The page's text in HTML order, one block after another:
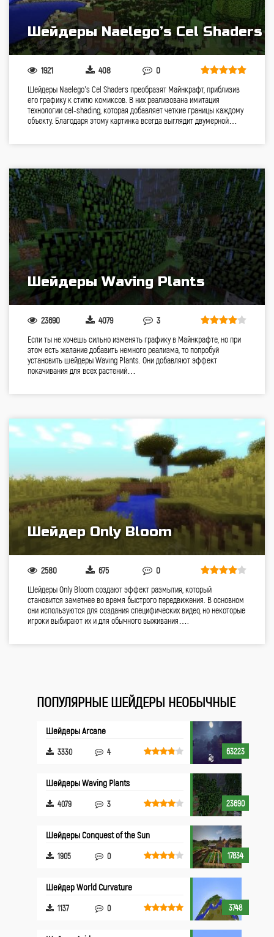
Шейдеры Naelego’s Cel Shaders
1921 408 0
Шейдеры Naelego’s Cel Shaders преобразят Майнкрафт, приблизив
его графику к стилю комиксов. В них реализована имитация
технологии cel-shading, которая добавляет четкие границы каждому
объекту. Благодаря этому картинка всегда выглядит двумерной…
Шейдеры Waving Plants
23690 4079 3
Если ты не хочешь сильно изменять графику в Майнкрафте, но при
этом есть желание добавить немного реализма, то попробуй
установить шейдеры Waving Plants. Они добавляют эффект
покачивания для всех растений…
Шейдер Only Bloom
2580 675 0
Шейдеры Only Bloom создают эффект размытия, который
становится заметнее во время быстрого передвижения. В основном
они используются для создания специфических видео, но некоторые
игроки выбирают их и для обычного выживания….
ПОПУЛЯРНЫЕ ШЕЙДЕРЫ НЕОБЫЧНЫЕ
63223
Шейдеры Arcane
3330 4
23690
Шейдеры Waving Plants
4079 3
17834
Шейдеры Conquest of the Sun
1905 0
3748
Шейдер World Curvature
1137 0